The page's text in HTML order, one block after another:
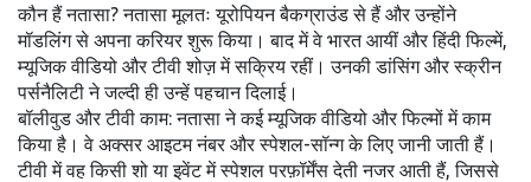
कौन हैं नतासा? नतासा मूलतः यूरोपियन बैकग्राउंड से हैं और उन्होंने
मॉडलिंग से अपना करियर शुरू किया। बाद में वे भारत आयीं और हिंदी फिल्में,
म्यूजिक वीडियो और टीवी शोज़ में सक्रिय रहीं। उनकी डांसिंग और स्क्रीन
पर्सनैलिटी ने जल्दी ही उन्हें पहचान दिलाई।
बॉलीवुड और टीवी काम: नतासा ने कई म्यूजिक वीडियो और फिल्मों में काम
किया है। वे अक्सर आइटम नंबर और स्पेशल-सॉन्ग के लिए जानी जाती हैं।
टीवी में वह किसी शो या इवेंट में स्पेशल परफ़ॉर्मेंस देती नजर आती हैं, जिससे